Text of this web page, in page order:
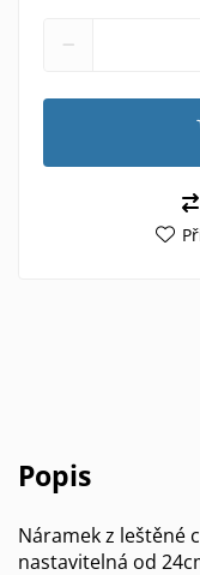
Popis
Náramek z leštěné
nastavitelná od